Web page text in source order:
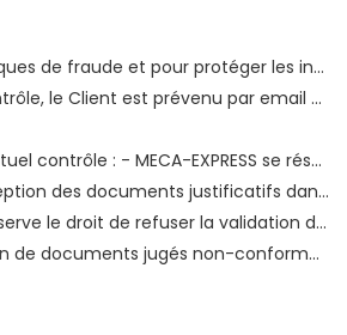
Afin de limiter les risques de fraude et pour protéger les intérêts de ses Clients, MECA-EXPRESS est parfois amené à effectuer des contrôles relatifs à la validité des paiements effectués.
à faire parvenir (par mail ou par courrier) aux Services de MECA-EXPRESS afin de leur permettre une validation définitive de sa Commande.
EXPRESS se réserve le droit d‘accepter ou de rejeter la Commande,
documents justificatifs dans un délai de 48 heures
refuser la validation du paiement et donc de rejeter la Commande.
les Services de MECA-EXPRESS, MECA-EXPRESS se réserve le droit de rejeter la Commande.